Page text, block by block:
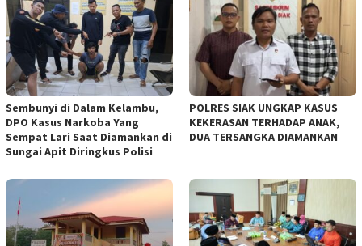
Sembunyi di Dalam Kelambu,
DPO Kasus Narkoba Yang
Sempat Lari Saat Diamankan di
Sungai Apit Diringkus Polisi
POLRES SIAK UNGKAP KASUS
KEKERASAN TERHADAP ANAK,
DUA TERSANGKA DIAMANKAN